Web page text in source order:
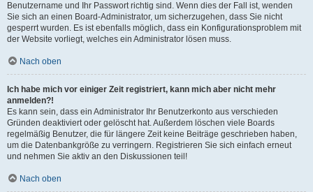
Benutzername und Ihr Passwort richtig sind. Wenn dies der Fall ist, wenden
Sie sich an einen Board-Administrator, um sicherzugehen, dass Sie nicht
gesperrt wurden. Es ist ebenfalls möglich, dass ein Konfigurationsproblem mit
der Website vorliegt, welches ein Administrator lösen muss.
Nach oben
Ich habe mich vor einiger Zeit registriert, kann mich aber nicht mehr
anmelden?!
Es kann sein, dass ein Administrator Ihr Benutzerkonto aus verschieden
Gründen deaktiviert oder gelöscht hat. Außerdem löschen viele Boards
regelmäßig Benutzer, die für längere Zeit keine Beiträge geschrieben haben,
um die Datenbankgröße zu verringern. Registrieren Sie sich einfach erneut
und nehmen Sie aktiv an den Diskussionen teil!
Nach oben